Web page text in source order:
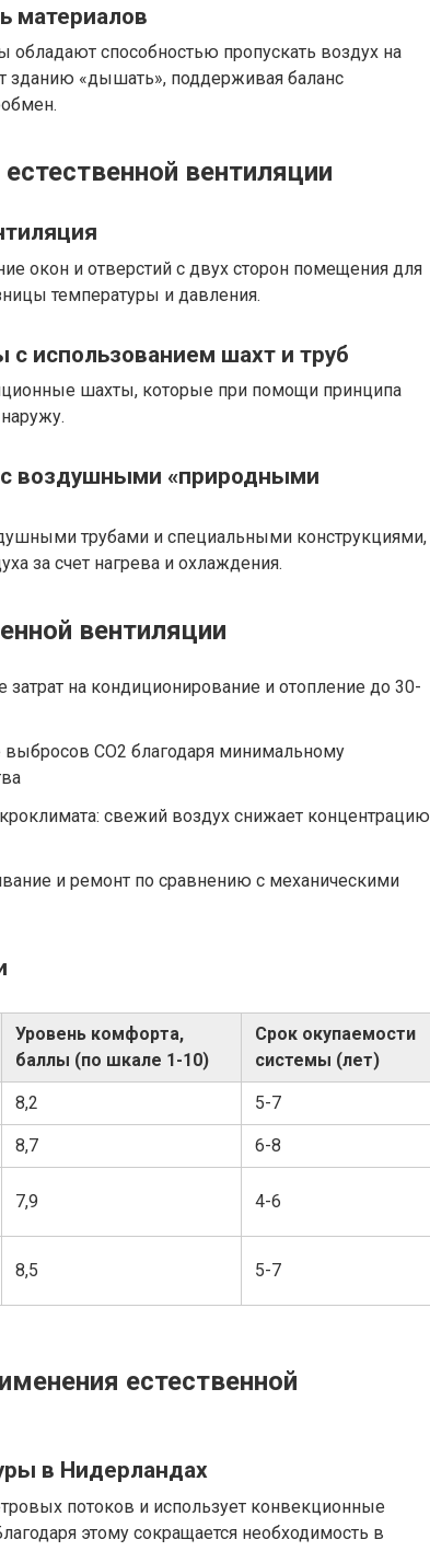
материалов
обладают способностью пропускать воздух на
зданию «дышать», поддерживая баланс
вентиляции
окон и отверстий с двух сторон помещения для
температуры и давления.
использованием шахт и труб
шахты, которые при помощи принципа
воздушными «природными
трубами и специальными конструкциями,
за счет нагрева и охлаждения.
вентиляции
на кондиционирование и отопление до 30-
CO2 благодаря минимальному
свежий воздух снижает концентрацию
и ремонт по сравнению с механическими
Уровень комфорта,
баллы (по шкале 1-10)
Срок окупаемости
системы (лет)
8,2 5-7
8,7 6-8
7,9 4-6
8,5 5-7
естественной
в Нидерландах
потоков и использует конвекционные
этому сокращается необходимость в